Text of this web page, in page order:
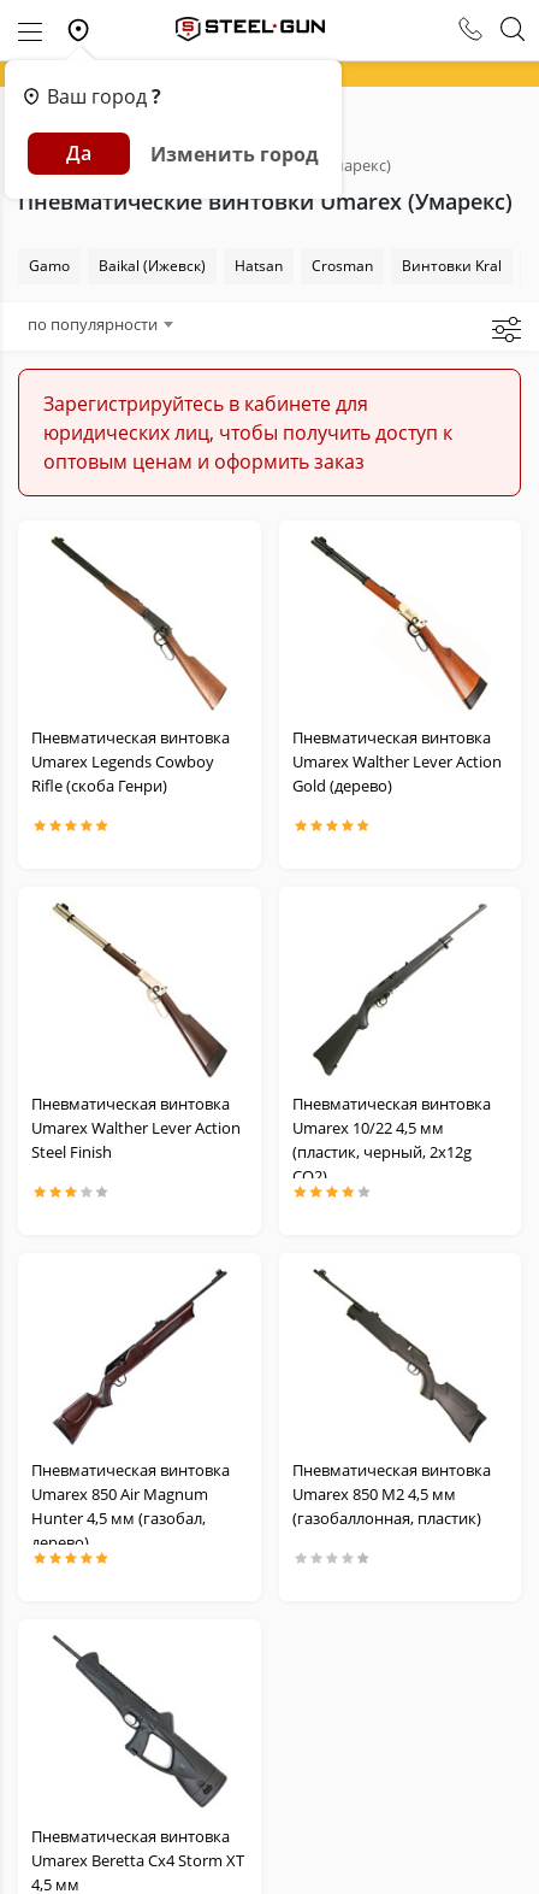
Ваш город?
Да Изменить город
Главная Каталог
Пневматические винтовки
Umarex (Умарекс)
Пневматические винтовки Umarex (Умарекс)
Gamo Baikal (Ижевск) Hatsan Сrosman Винтовки Kral
по популярности
Зарегистрируйтесь в кабинете для
юридических лиц, чтобы получить доступ к
оптовым ценам и оформить заказ
Пневматическая винтовка
Umarex Legends Cowboy
Rifle (скоба Генри)
Пневматическая винтовка
Umarex Walther Lever Action
Gold (дерево)
Пневматическая винтовка
Umarex Walther Lever Action
Steel Finish
Пневматическая винтовка
Umarex 10/22 4,5 мм
(пластик, черный, 2x12g
CO2)
Пневматическая винтовка
Umarex 850 Air Magnum
Hunter 4,5 мм (газобал,
дерево)
Пневматическая винтовка
Umarex 850 M2 4,5 мм
(газобаллонная, пластик)
Пневматическая винтовка
Umarex Beretta Cx4 Storm XT
4,5 мм